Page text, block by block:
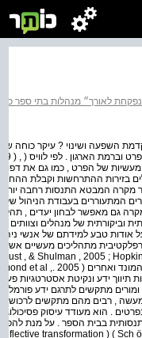
לאורך״ מנהלות בתי ספר
השפעה ושינוי ? עיקר כוחה
של הפרט , כמו גם את דפוסי
בזירות ההתרחשות וקבלת
מקרה המבטא התנסות רחבה יותר
המתעוררים בעבודת הניהול
מקרה גם מאפשר לבחון יעדים ,
וביקורתית של מנהלים וצוותים
אודות טבע למידתם של אנשי
מתהליכים מעשיים אשר
, & Shulman , 2005 ;
תיווך ידע ונקיטת אסטרטגיות
מתקשים לתרגם ידע
, רבים מהם מתקשים לרכוש
. הוא מעודד עיסוק
בבית הספר . על מנת